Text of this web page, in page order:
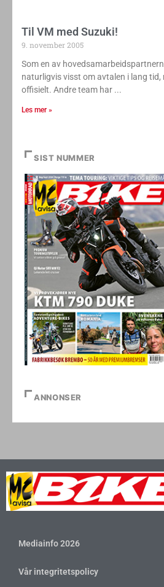
Til VM med Suzuki!
9. november 2005
Som en av
naturligvis visst om avtalen i lang tid,
offisielt. Andre team har
Les mer »
SIST NUMMER
ANNONSER
Mediainfo 2026
Vår integritetspolicy